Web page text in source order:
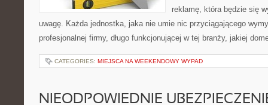
reklamę, która będzie się
uwagę. Każda jednostka, jaka nie umie nic przyciągającego
profesjonalnej firmy, długo funkcjonującej w tej branży, jakiej
CATEGORIES: MIEJSCA NA WEEKENDOWY WYPAD
NIEODPOWIEDNIE